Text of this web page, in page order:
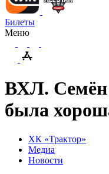
Билеты
Меню
ВХЛ. Семён
была
ХК «Трактор»
Медиа
Новости